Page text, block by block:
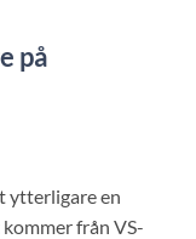
på
ytterligare en
från VS-